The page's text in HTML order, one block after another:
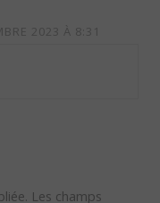
2023 À 8:31
Les champs